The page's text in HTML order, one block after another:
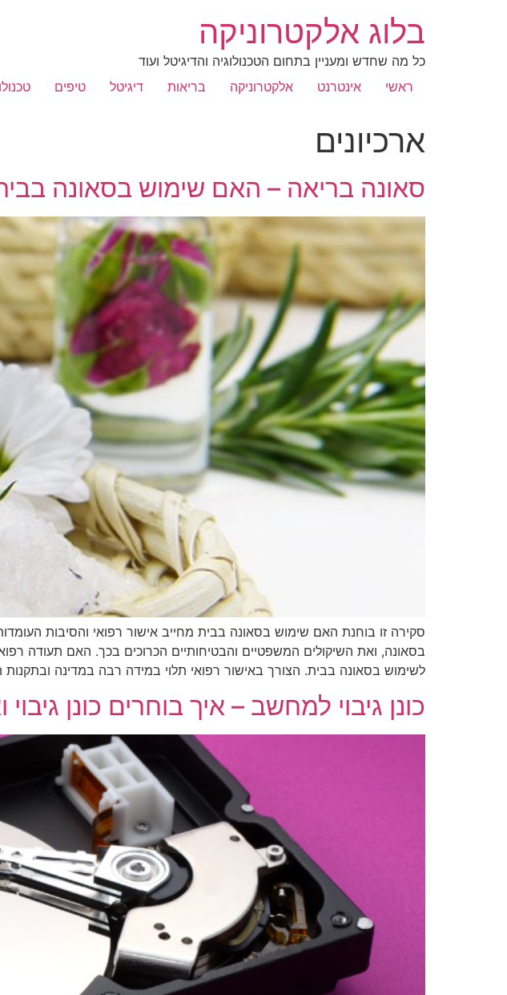
בלוג אלקטרוניקה
כל מה שחדש ומעניין בתחום הטכנולוגיה והדיגיטל ועוד
ראשי
אינטרנט אלקטרוניקה בריאות דיגיטל טיפים
ארכיונים
סאונה בריאה – האם שימוש בסאונה
סקירה זו בוחנת האם שימוש בסאונה בבית מחייב אישור רפואי והסיבות
בסאונה, ואת השיקולים המשפטיים והבטיחותיים הכרוכים בכך. האם תעודה
לשימוש בסאונה בבית. הצורך באישור רפואי תלוי במידה רבה במדינה
כונן גיבוי למחשב – איך בוחרים כונן